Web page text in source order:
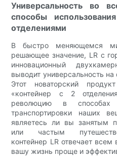
Универсальность во
способы
отделениями
В быстро меняющемся
решающее значение, LR с
инновационный
выводит универсальность
Этот новаторский
«контейнер с 2
революцию в
транспортировки наших
являетесь ли вы занятым
или частым
контейнер LR отвечает
вашу жизнь проще и